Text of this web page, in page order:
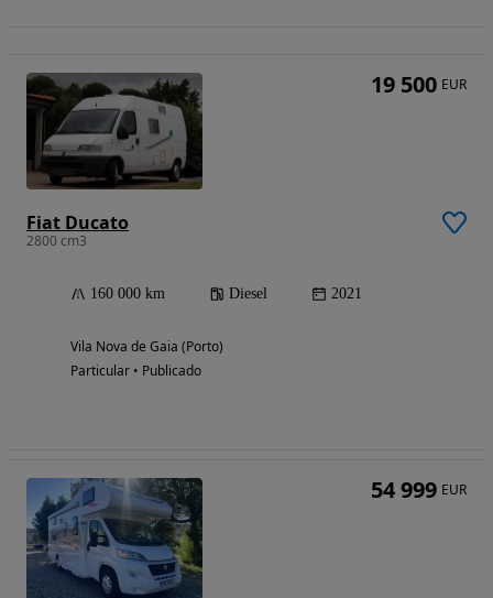
Fiat Ducato
2800 cm3
160 000 km Diesel 2021
Vila Nova de Gaia (Porto)
Particular • Publicado
19 500 EUR
54 999 EUR